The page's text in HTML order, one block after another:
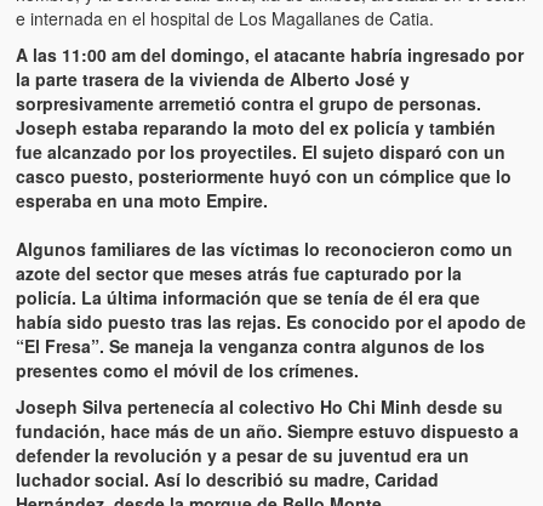
Víctimas inocentes de la violencia castrista del 4 de Febrero de
¡¡¡Miserable traidor, mira a tu pueblo!!! (Despicable traitor, look
your country!!!)
Fotos
Versos
Cuentos
Videos
Chistes
e internada en el hospital de Los Magallanes de Catia.
A las 11:00 am del domingo, el atacante habría ingresado por
la parte trasera de la vivienda de Alberto José y
sorpresivamente arremetió contra el grupo de personas.
Joseph estaba reparando la moto del ex policía y también
fue alcanzado por los proyectiles. El sujeto disparó con un
casco puesto, posteriormente huyó con un cómplice que lo
esperaba en una moto Empire.
Algunos familiares de las víctimas lo reconocieron como un
azote del sector que meses atrás fue capturado por la
policía. La última información que se tenía de él era que
había sido puesto tras las rejas. Es conocido por el apodo de
“El Fresa”. Se maneja la venganza contra algunos de los
presentes como el móvil de los crímenes.
Joseph Silva pertenecía al colectivo Ho Chi Minh desde su
fundación, hace más de un año. Siempre estuvo dispuesto a
defender la revolución y a pesar de su juventud era un
luchador social. Así lo describió su madre, Caridad